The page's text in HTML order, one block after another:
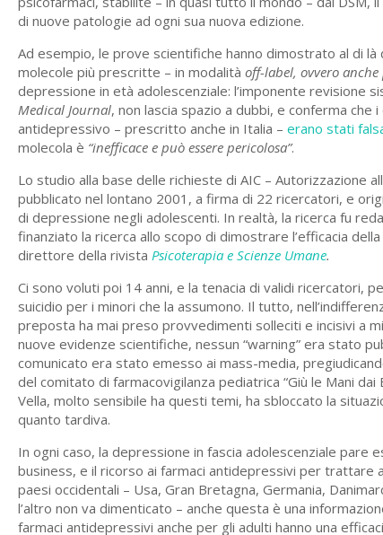
di nuove patologie ad ogni sua nuova edizione.
Ad esempio, le prove scientifiche hanno dimostrato al di
molecole più prescritte – in modalitàoff-label, ovvero
depressione in età adolescenziale: l’imponente revisione
Medical Journal, non lascia spazio a dubbi, e conferma
antidepressivo – prescritto anche in Italia –erano stati
molecola è “inefficace e può essere pericolosa”.
Lo studio alla base delle richieste di AIC – Autorizzazione
pubblicato nel lontano 2001, a firma di 22 ricercatori, e
di depressione negli adolescenti. In realtà, la ricerca fu
finanziato la ricerca allo scopo di dimostrare l’efficacia
direttore della rivistaPsicoterapia e Scienze Umane.
Ci sono voluti poi 14 anni, e la tenacia di validi ricercatori,
suicidio per i minori che la assumono. Il tutto,
preposta ha mai preso provvedimenti solleciti e incisivi a
nuove evidenze scientifiche, nessun “warning” era stato
comunicato era stato emesso ai mass-media,
del comitato di farmacovigilanza pediatrica “Giù le Mani dai
Vella, molto sensibile ha questi temi, ha sbloccato la
quanto tardiva.
In ogni caso, la depressione in fascia adolescenziale pare
business, e il ricorso ai farmaci antidepressivi per trattare
paesi occidentali – Usa, Gran Bretagna, Germania,
l’altro non va dimenticato – anche questa è una
farmaci antidepressivi anche per gli adulti hanno una